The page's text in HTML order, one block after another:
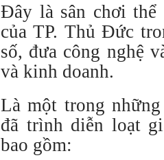
Đây là sân chơi thể
của TP. Thủ Đức
số, đưa công nghệ
và kinh doanh.
Là một trong
đã trình diễn loạt
bao gồm: